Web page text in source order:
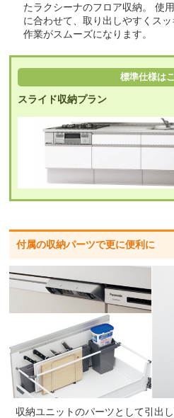
たラクシーナのフロア収納。 使
に合わせて、取り出しやすくス
作業がスムーズになります。
標準仕様は
スライド収納プラン
付属の収納パーツで更に便利に
収納ユニットのパーツとして引出